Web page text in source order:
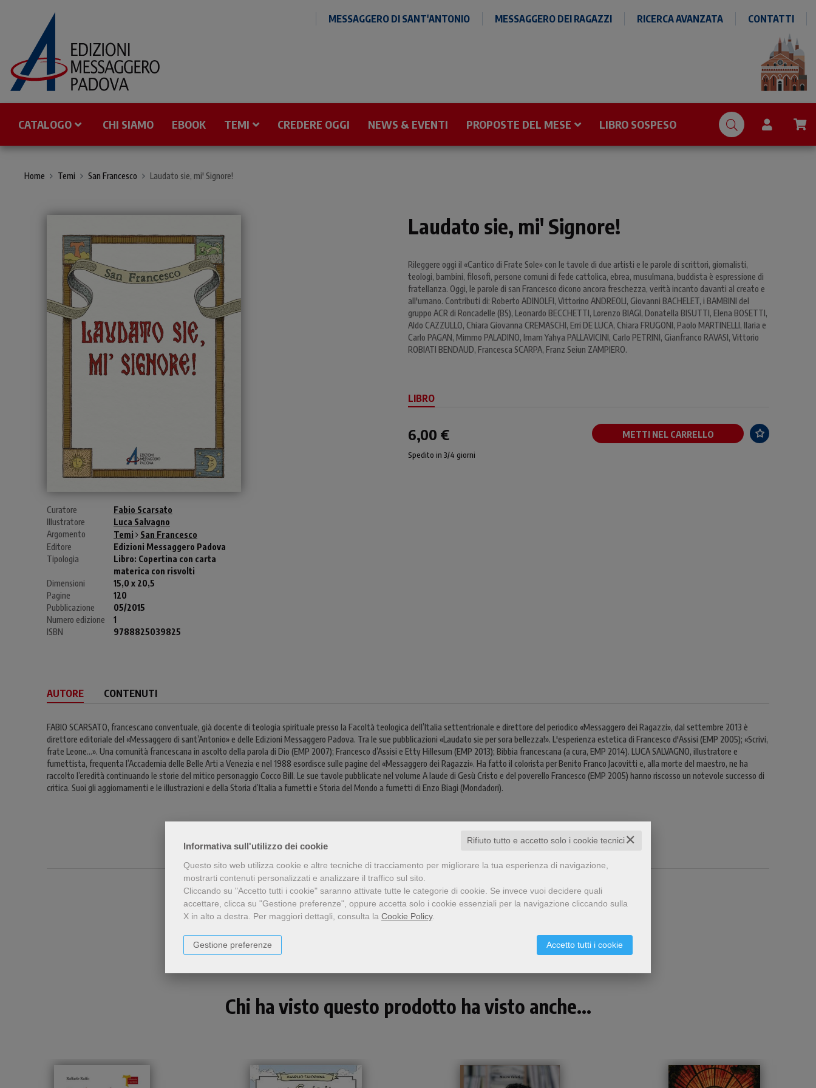
Informativa sull'utilizzo dei cookie ✕
Rifiuto tutto e accetto solo i cookie tecnici
Questo sito web utilizza cookie e altre tecniche di tracciamento per migliorare la tua esperienza di navigazione,
mostrarti contenuti personalizzati e analizzare il traffico sul sito.
Cliccando su "Accetto tutti i cookie" saranno attivate tutte le categorie di cookie. Se invece vuoi decidere quali
accettare, clicca su "Gestione preferenze", oppure accetta solo i cookie essenziali per la navigazione cliccando sulla
X in alto a destra. Per maggiori dettagli, consulta la Cookie Policy.
Accetto tutti i cookie
Gestione preferenze
MESSAGGERO DI SANT'ANTONIO MESSAGGERO DEI RAGAZZI RICERCA AVANZATA CONTATTI
CATALOGO CHI SIAMO EBOOK TEMI CREDERE OGGI NEWS & EVENTI PROPOSTE DEL MESE LIBRO SOSPESO
Home Temi San Francesco Laudato sie, mi' Signore!
Curatore
Fabio Scarsato
Illustratore
Luca Salvagno
Argomento
Temi
San Francesco
Editore
Edizioni Messaggero Padova
Tipologia
Libro: Copertina con carta
materica con risvolti
Dimensioni
15,0 x 20,5
Pagine
120
Pubblicazione
05/2015
Numero edizione
1
ISBN
9788825039825
Laudato sie, mi' Signore!
Rileggere oggi il «Cantico di Frate Sole» con le tavole di due artisti e le parole di scrittori, giornalisti,
teologi, bambini, filosofi, persone comuni di fede cattolica, ebrea, musulmana, buddista è espressione di
fratellanza. Oggi, le parole di san Francesco dicono ancora freschezza, verità incanto davanti al creato e
all'umano. Contributi di: Roberto ADINOLFI, Vittorino ANDREOLI, Giovanni BACHELET, i BAMBINI del
gruppo ACR di Roncadelle (BS), Leonardo BECCHETTI, Lorenzo BIAGI, Donatella BISUTTI, Elena BOSETTI,
Aldo CAZZULLO, Chiara Giovanna CREMASCHI, Erri DE LUCA, Chiara FRUGONI, Paolo MARTINELLI, Ilaria e
Carlo PAGAN, Mimmo PALADINO, Imam Yahya PALLAVICINI, Carlo PETRINI, Gianfranco RAVASI, Vittorio
ROBIATI BENDAUD, Francesca SCARPA, Franz Seiun ZAMPIERO.
LIBRO
6,00 € METTI NEL CARRELLO
Spedito in 3/4 giorni
AUTORE CONTENUTI
FABIO SCARSATO, francescano conventuale, già docente di teologia spirituale presso la Facoltà teologica dell’Italia settentrionale e direttore del periodico «Messaggero dei Ragazzi», dal settembre 2013 è
direttore editoriale del «Messaggero di sant’Antonio» e delle Edizioni Messaggero Padova. Tra le sue pubblicazioni «Laudato sie per sora bellezza!». L'esperienza estetica di Francesco d'Assisi (EMP 2005); «Scrivi,
frate Leone…». Una comunità francescana in ascolto della parola di Dio (EMP 2007); Francesco d’Assisi e Etty Hillesum (EMP 2013); Bibbia francescana (a cura, EMP 2014). LUCA SALVAGNO, illustratore e
fumettista, frequenta l’Accademia delle Belle Arti a Venezia e nel 1988 esordisce sulle pagine del «Messaggero dei Ragazzi». Ha fatto il colorista per Benito Franco Jacovitti e, alla morte del maestro, ne ha
raccolto l’eredità continuando le storie del mitico personaggio Cocco Bill. Le sue tavole pubblicate nel volume A laude di Gesù Cristo e del poverello Francesco (EMP 2005) hanno riscosso un notevole successo di
critica. Suoi gli aggiornamenti e le illustrazioni e della Storia d’Italia a fumetti e Storia del Mondo a fumetti di Enzo Biagi (Mondadori).
Condividi
Chi ha visto questo prodotto ha visto anche...